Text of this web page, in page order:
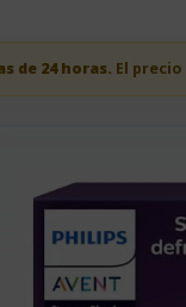
de 24 horas. El